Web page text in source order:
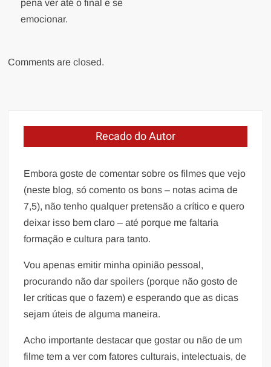
pena ver até o final e se
emocionar.
Comments are closed.
Recado do Autor
Embora goste de comentar sobre os filmes que vejo
(neste blog, só comento os bons – notas acima de
7,5), não tenho qualquer pretensão a crítico e quero
deixar isso bem claro – até porque me faltaria
formação e cultura para tanto.
Vou apenas emitir minha opinião pessoal,
procurando não dar spoilers (porque não gosto de
ler críticas que o fazem) e esperando que as dicas
sejam úteis de alguma maneira.
Acho importante destacar que gostar ou não de um
filme tem a ver com fatores culturais, intelectuais, de